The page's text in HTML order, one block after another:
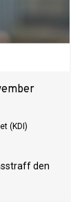
(KDI)
den